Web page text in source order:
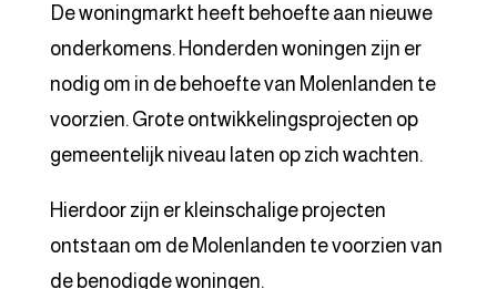
De woningmarkt heeft behoefte aan nieuwe
onderkomens. Honderden woningen zijn er
nodig om in de behoefte van Molenlanden te
voorzien. Grote ontwikkelingsprojecten op
gemeentelijk niveau laten op zich wachten.
Hierdoor zijn er kleinschalige projecten
ontstaan om de Molenlanden te voorzien van
de benodigde woningen.